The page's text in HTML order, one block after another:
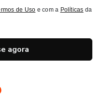
de Uso e com a Políticas da
agora